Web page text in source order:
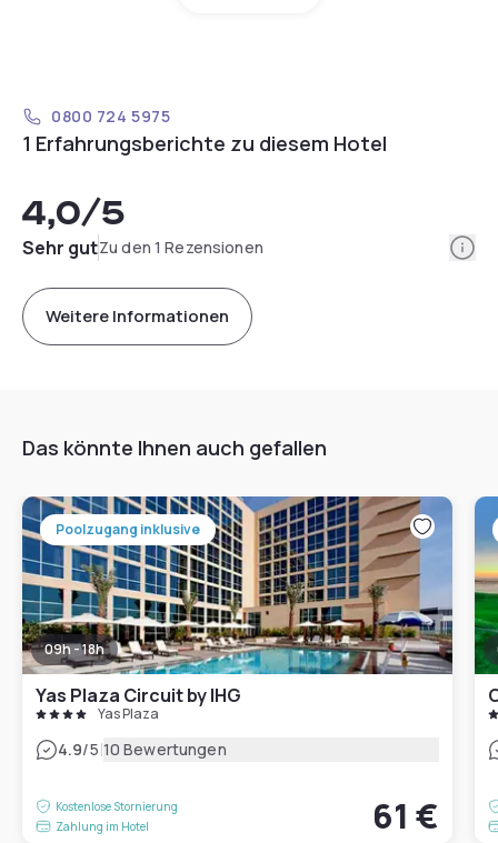
0800 724 5975
1 Erfahrungsberichte zu diesem Hotel
4,0/5
Sehr gutZu den 1 Rezensionen
Weitere Informationen
Das könnte Ihnen auch gefallen
Poolzugang inklusive
09h - 18h
Yas Plaza Circuit by IHG
Yas Plaza
4.9/5|10 Bewertungen
Kostenlose Stornierung
Zahlung im Hotel
61 €